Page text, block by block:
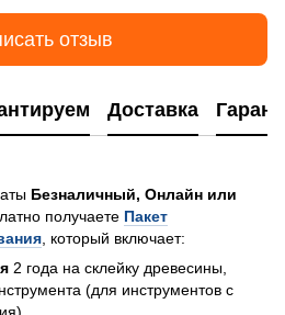
отзыв
Доставка
Безналичный, Онлайн или
получаете Пакет
, который включает:
2 года на склейку древесины,
(для инструментов с